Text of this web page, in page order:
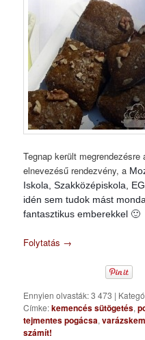
Tegnap került
elnevezésű rendezvény, a
Iskola, Szakközépiskola,
idén sem tudok mást
fantasztikus emberekkel 🙂
Folytatás →
Ennyien olvasták: 3 473 |
Címke:kemencés sütögetés,
tejmentes pogácsa,
számít!